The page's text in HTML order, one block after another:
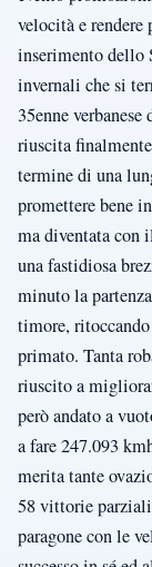
velocità e
inserimento dello
invernali che si
35enne
riuscita
termine di una
promettere bene
ma diventata con
una fastidiosa
minuto la
timore,
primato. Tanta
riuscito a
però andato a
a fare 247.093
merita tante
58 vittorie
paragone con le